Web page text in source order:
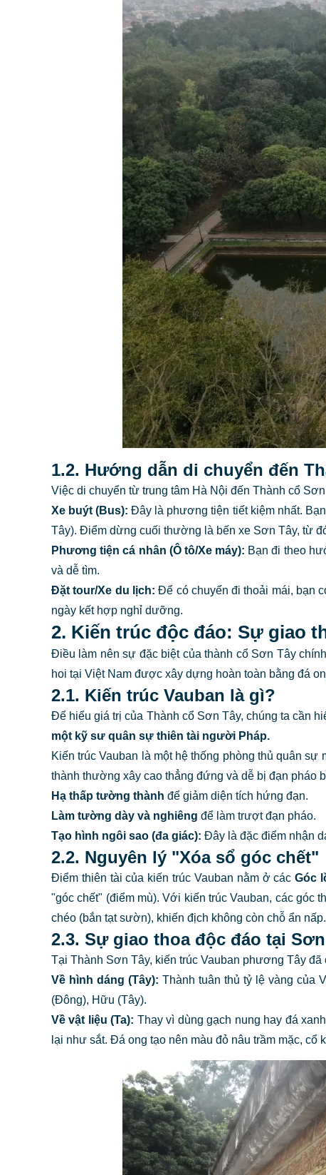
1.2. Hướng dẫn di chuyển đến
Việc di chuyển từ trung tâm Hà Nội đến Thành cổ
Xe buýt (Bus): Đây là phương tiện tiết kiệm nhất.
Tây). Điểm dừng cuối thường là bến xe Sơn Tây, từ
Phương tiện cá nhân (Ô tô/Xe máy): Bạn đi theo
và dễ tìm.
Đặt tour/Xe du lịch: Để có chuyến đi thoải mái, bạn
ngày kết hợp nghỉ dưỡng.
2. Kiến trúc độc đáo: Sự giao
Điều làm nên sự đặc biệt của thành cổ Sơn Tây chính
hoi tại Việt Nam được xây dựng hoàn toàn bằng đá
2.1. Kiến trúc Vauban là gì?
Để hiểu giá trị của Thành cổ Sơn Tây, chúng ta cần
một kỹ sư quân sự thiên tài người Pháp.
Kiến trúc Vauban là một hệ thống phòng thủ quân
thành thường xây cao thẳng đứng và dễ bị đạn pháo
Hạ thấp tường thành để giảm diện tích hứng đạn.
Làm tường dày và nghiêng để làm trượt đạn pháo.
Tạo hình ngôi sao (đa giác): Đây là đặc điểm nhận
2.2. Nguyên lý "Xóa sổ góc chết"
Điểm thiên tài của kiến trúc Vauban nằm ở cácGóc
"góc chết" (điểm mù). Với kiến trúc Vauban, các góc
chéo (bắn tạt sườn), khiến địch không còn chỗ ẩn nấp.
2.3. Sự giao thoa độc đáo tại
Tại Thành Sơn Tây, kiến trúc Vauban phương Tây
Về hình dáng (Tây): Thành tuân thủ tỷ lệ vàng của
(Đông), Hữu (Tây).
Về vật liệu (Ta): Thay vì dùng gạch nung hay đá
lại như sắt. Đá ong tạo nên màu đỏ nâu trầm mặc, cổ